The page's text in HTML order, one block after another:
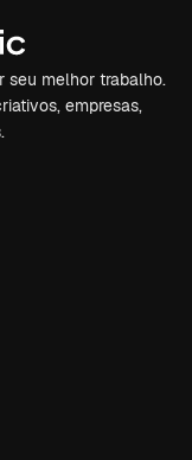
seu melhor trabalho.
empresas,